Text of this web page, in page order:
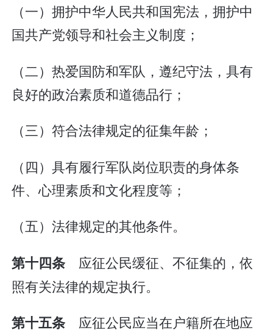
（一）拥护中华人民共和国宪法，拥护中
国共产党领导和社会主义制度；
（二）热爱国防和军队，遵纪守法，具有
良好的政治素质和道德品行；
（三）符合法律规定的征集年龄；
（四）具有履行军队岗位职责的身体条
件、心理素质和文化程度等；
（五）法律规定的其他条件。
第十四条 应征公民缓征、不征集的，依
照有关法律的规定执行。
第十五条 应征公民应当在户籍所在地应